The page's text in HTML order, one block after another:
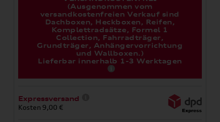
(Ausgenommen vom
versandkostenfreien Verkauf sind
Dachboxen, Heckboxen, Reifen,
Komplettradsätze, Formel 1
Collection, Fahrradträger,
Grundträger, Anhängervorrichtung
und Wallboxen.)
Lieferbar innerhalb 1-3 Werktagen
Expressversand
Kosten 9,00 €